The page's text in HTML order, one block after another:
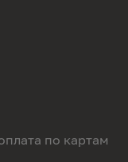
по картам